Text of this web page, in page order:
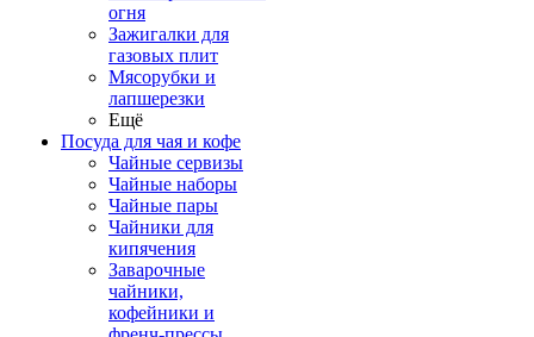
огня
Зажигалки для
газовых плит
Мясорубки и
лапшерезки
Ещё
Посуда для чая и кофе
Чайные сервизы
Чайные наборы
Чайные пары
Чайники для
кипячения
Заварочные
чайники,
кофейники и